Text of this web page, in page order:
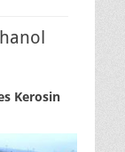
Ke­ro­sin